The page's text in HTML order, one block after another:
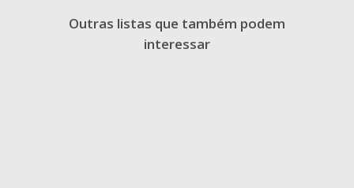
Outras listas que também podem
interessar